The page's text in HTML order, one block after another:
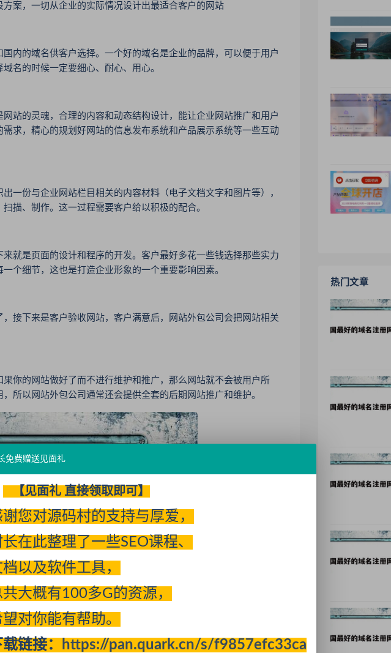
案，一切从企业的实际情况设计出最适合客户的网站
内的域名供客户选择。一个好的域名是企业的品牌，可以便于用户
名的时候一定要细心、耐心、用心。
站的灵魂，合理的内容和动态结构设计，能让企业网站推广和用户
求，精心的规划好网站的信息发布系统和产品展示系统等一些互动
一份与企业网站栏目相关的内容材料（电子文档文字和图片等），
描、制作。这一过程需要客户给以积极的配合。
就是页面的设计和程序的开发。客户最好多花一些钱选择那些实力
个细节，这也是打造企业形象的一个重要影响因素。
接下来是客户验收网站，客户满意后，网站外包公司会把网站相关
你的网站做好了而不进行维护和推广，那么网站就不会被用户所
所以网站外包公司通常还会提供全套的后期网站推广和维护。
热门文章
免费赠送见面礼
【见面礼 直接领取即可】
谢您对源码村的支持与厚爱，
在此整理了一些SEO课程、
档以及软件工具，
共大概有100多G的资源，
望对你能有帮助。
载链接：
https://pan.quark.cn/s/f9857efc33ca